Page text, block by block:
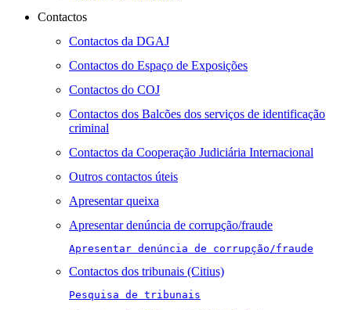
Contactos
Contactos da DGAJ
Contactos do Espaço de Exposições
Contactos do COJ
Contactos dos Balcões dos serviços de identificação
criminal
Contactos da Cooperação Judiciária Internacional
Outros contactos úteis
Apresentar queixa
Apresentar denúncia de corrupção/fraude
Apresentar denúncia de corrupção/fraude
Contactos dos tribunais (Citius)
Pesquisa de tribunais